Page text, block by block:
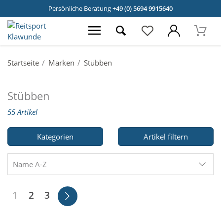
Persönliche Beratung+49 (0) 5694 9915640
Startseite Marken Stübben
Stübben
55 Artikel
Kategorien Artikel filtern
Name A-Z
1 2 3